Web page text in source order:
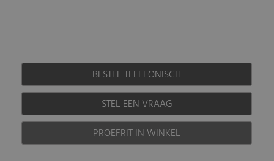
BESTEL TELEFONISCH
STEL EEN VRAAG
PROEFRIT IN WINKEL